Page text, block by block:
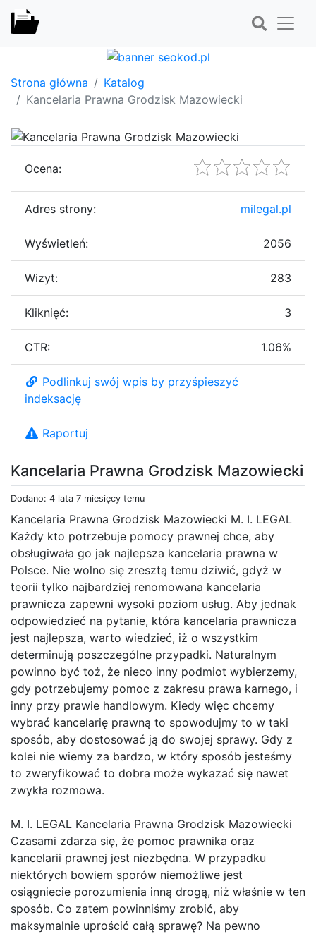
Strona główna
Katalog
Kancelaria Prawna Grodzisk Mazowiecki
Kancelaria Prawna Grodzisk Mazowiecki
Dodano: 4 lata 7 miesięcy temu
Kancelaria Prawna Grodzisk Mazowiecki M. I. LEGAL
Każdy kto potrzebuje pomocy prawnej chce, aby
obsługiwała go jak najlepsza kancelaria prawna w
Polsce. Nie wolno się zresztą temu dziwić, gdyż w
teorii tylko najbardziej renomowana kancelaria
prawnicza zapewni wysoki poziom usług. Aby jednak
odpowiedzieć na pytanie, która kancelaria prawnicza
jest najlepsza, warto wiedzieć, iż o wszystkim
determinują poszczególne przypadki. Naturalnym
powinno być toż, że nieco inny podmiot wybierzemy,
gdy potrzebujemy pomoc z zakresu prawa karnego, i
inny przy prawie handlowym. Kiedy więc chcemy
wybrać kancelarię prawną to spowodujmy to w taki
sposób, aby dostosować ją do swojej sprawy. Gdy z
kolei nie wiemy za bardzo, w który sposób jesteśmy
to zweryfikować to dobra może wykazać się nawet
zwykła rozmowa.
M. I. LEGAL Kancelaria Prawna Grodzisk Mazowiecki
Czasami zdarza się, że pomoc prawnika oraz
kancelarii prawnej jest niezbędna. W przypadku
niektórych bowiem sporów niemożliwe jest
osiągniecie porozumienia inną drogą, niż właśnie w ten
sposób. Co zatem powinniśmy zrobić, aby
maksymalnie uprościć całą sprawę? Na pewno
Ocena:
Adres strony: milegal.pl
Wyświetleń: 2056
Wizyt: 283
Kliknięć: 3
CTR: 1.06%
Podlinkuj swój wpis by przyśpieszyć
indeksację
Raportuj